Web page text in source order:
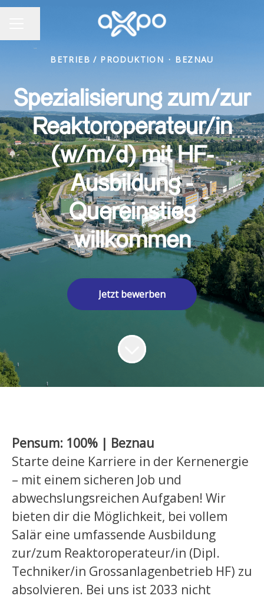
BETRIEB / PRODUKTION · BEZNAU
Spezialisierung zum/zur
Reaktoroperateur/in
(w/m/d) mit HF-
Ausbildung -
Quereinstieg
willkommen
Jetzt bewerben
Pensum: 100% | Beznau
Starte deine Karriere in der Kernenergie
– mit einem sicheren Job und
abwechslungsreichen Aufgaben! Wir
bieten dir die Möglichkeit, bei vollem
Salär eine umfassende Ausbildung
zur/zum Reaktoroperateur/in (Dipl.
Techniker/in Grossanlagenbetrieb HF) zu
absolvieren. Bei uns ist 2033 nicht